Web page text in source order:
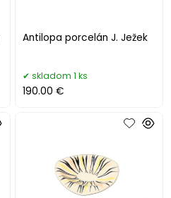
Antilopa porcelán J. Ježek
skladom 1 ks
190.00 €